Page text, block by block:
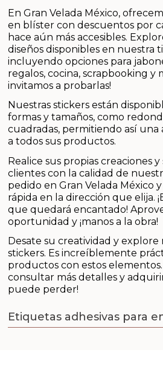
En Gran Velada México,
en blíster con descuentos por
hace aún más accesibles.
diseños disponibles en nuestra
incluyendo opciones para
regalos, cocina, scrapbooking y
invitamos a probarlas!
Nuestras stickers están
formas y tamaños, como
cuadradas, permitiendo así
a todos sus productos.
Realice sus propias creaciones
clientes con la calidad de
pedido en Gran Velada México
rápida en la dirección que elija.
que quedará encantado!
oportunidad y ¡manos a la obra!
Desate su creatividad y
stickers. Es increíblemente
productos con estos
consultar más detalles y adquirir
puede perder!
Etiquetas adhesivas para
Tarros para velas
Tensioactivos
Sales aromáticas
Utensilios